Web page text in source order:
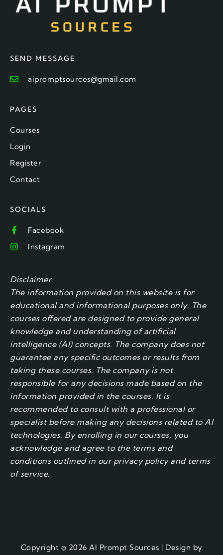
SEND MESSAGE
aipromptsources@gmail.com
PAGES
Courses
Login
Register
Contact
SOCIALS
Facebook
Instagram
Disclaimer:
The information provided on this website is for
educational and informational purposes only. The
courses offered are designed to provide general
knowledge and understanding of artificial
intelligence (AI) concepts. The company does not
guarantee any specific outcomes or results from
taking these courses. The company is not
responsible for any decisions made based on the
information provided in the courses. It is
recommended to consult with a professional or
specialist before making any decisions related to AI
technologies. By enrolling in our courses, you
acknowledge and agree to the terms and
conditions outlined in our privacy policy and terms
of service.
Copyright © 2026 AI Prompt Sources | Design by